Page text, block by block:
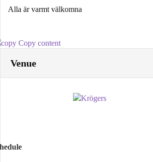
Alla är varmt välkomna
Copy content
Venue